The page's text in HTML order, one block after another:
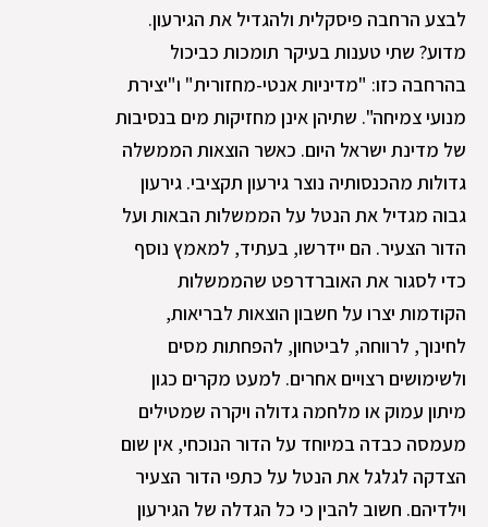
לבצע הרחבה פיסקלית ולהגדיל את הגירעון.
מדוע? שתי טענות בעיקר תומכות כביכול
בהרחבה כזו: "מדיניות אנטי-מחזורית" ו"יצירת
מנועי צמיחה". שתיהן אינן מחזיקות מים בנסיבות
של מדינת ישראל היום. כאשר הוצאות הממשלה
גדולות מהכנסותיה נוצר גירעון תקציבי. גירעון
גבוה מגדיל את הנטל על הממשלות הבאות ועל
הדור הצעיר. הם יידרשו, בעתיד, למאמץ נוסף
כדי לסגור את האוברדרפט שהממשלות
הקודמות יצרו על חשבון הוצאות לבריאות,
לחינוך, לרווחה, לביטחון, להפחתות מסים
ולשימושים רצויים אחרים. למעט מקרים כגון
מיתון עמוק או מלחמה גדולה ויקרה שמטילים
מעמסה כבדה במיוחד על הדור הנוכחי, אין שום
הצדקה לגלגל את הנטל על כתפי הדור הצעיר
וילדיהם. חשוב להבין כי כל הגדלה של הגירעון